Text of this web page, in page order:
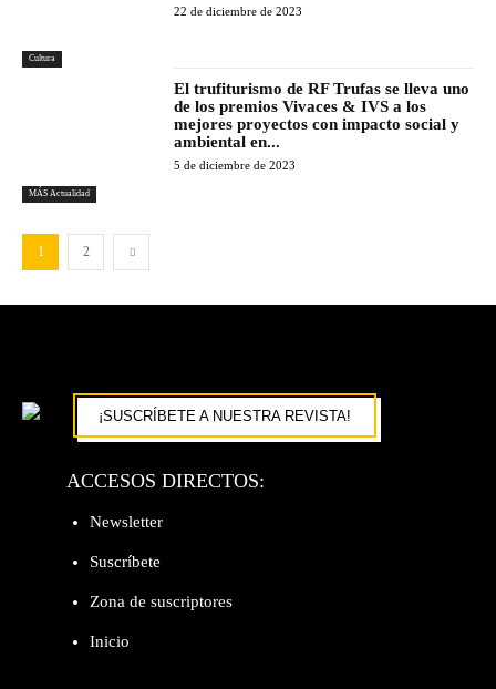
Cultura
22 de diciembre de 2023
MÁS Actualidad
El trufiturismo de RF Trufas se lleva uno
de los premios Vivaces & IVS a los
mejores proyectos con impacto social y
ambiental en...
5 de diciembre de 2023
1 2
¡SUSCRÍBETE A NUESTRA REVISTA!
ACCESOS DIRECTOS:
Newsletter
Suscríbete
Zona de suscriptores
Inicio